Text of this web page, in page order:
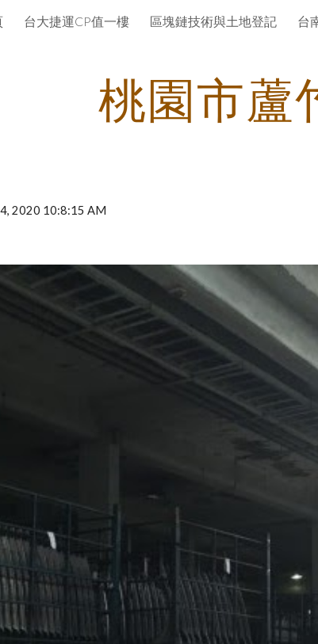
Skip to main content
台大捷運CP值一樓 區塊鏈技術與土地登記 台
桃園市蘆
2020 10:8:15 AM